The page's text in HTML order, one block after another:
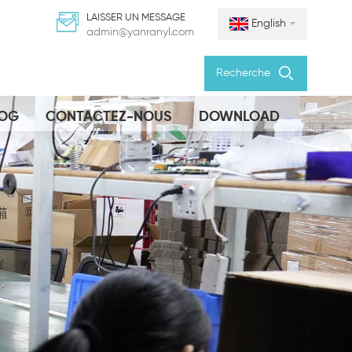
English
LAISSER UN MESSAGE
admin@yanranyl.com
Recherche
CONTACTEZ-NOUS DOWNLOAD